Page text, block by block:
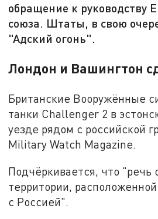
обращение к руководству
союза. Штаты, в свою
"Адский огонь".
Лондон и Вашингтон
Британские Вооружённые
танки Challenger 2 в
уезде рядом с российской
Military Watch Magazine.
Подчёркивается, что "речь
территории,
с Россией".